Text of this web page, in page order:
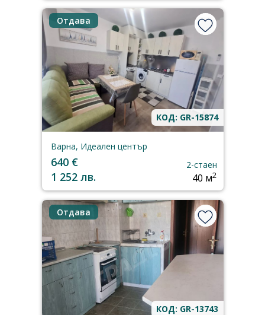
Отдава
КОД: GR-15874
Варна, Идеален център
640 €
1 252 лв.
2-стаен
40 м2
Отдава
КОД: GR-13743